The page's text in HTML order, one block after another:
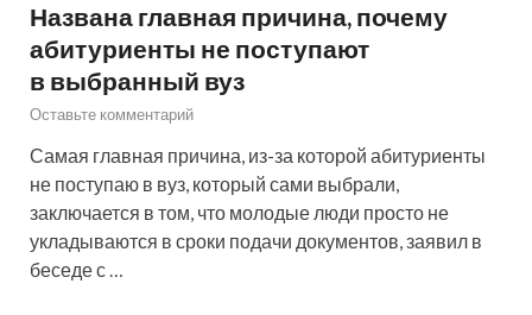
Названа главная причина, почему
абитуриенты не поступают
в выбранный вуз
Оставьте комментарий
Самая главная причина, из-за которой абитуриенты
не поступаю в вуз, который сами выбрали,
заключается в том, что молодые люди просто не
укладываются в сроки подачи документов, заявил в
беседе с …